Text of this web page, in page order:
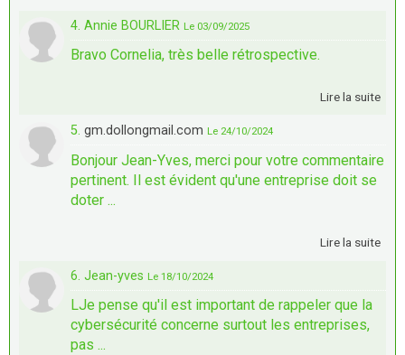
4. Annie BOURLIER Le 03/09/2025
Bravo Cornelia, très belle rétrospective.
Lire la suite
5. gm.dollongmail.com Le 24/10/2024
Bonjour Jean-Yves, merci pour votre commentaire
pertinent. Il est évident qu'une entreprise doit se
doter ...
Lire la suite
6. Jean-yves Le 18/10/2024
LJe pense qu'il est important de rappeler que la
cybersécurité concerne surtout les entreprises,
pas ...